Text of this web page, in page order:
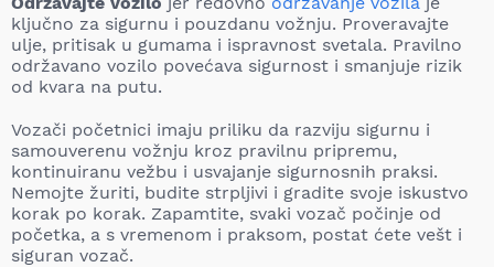
ključno za sigurnu i pouzdanu vožnju. Proveravajte
ulje, pritisak u gumama i ispravnost svetala. Pravilno
održavano vozilo povećava sigurnost i smanjuje rizik
od kvara na putu.
Vozači početnici imaju priliku da razviju sigurnu i
samouverenu vožnju kroz pravilnu pripremu,
kontinuiranu vežbu i usvajanje sigurnosnih praksi.
Nemojte žuriti, budite strpljivi i gradite svoje iskustvo
korak po korak. Zapamtite, svaki vozač počinje od
početka, a s vremenom i praksom, postat ćete vešt i
siguran vozač.